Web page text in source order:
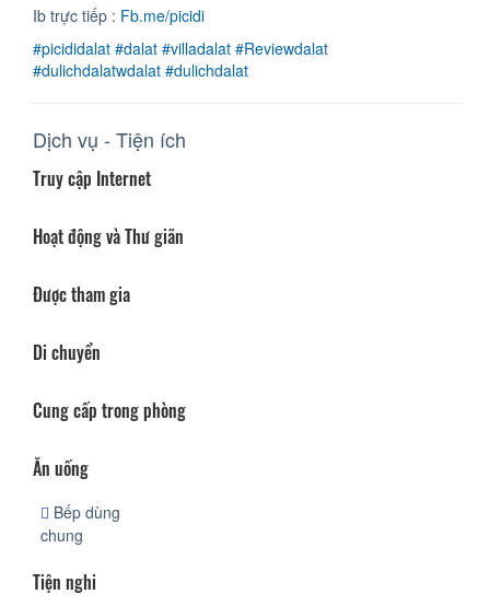
Ib trực tiếp : Fb.me/picidi
#picididalat #dalat #villadalat #Reviewdalat
#dulichdalatwdalat #dulichdalat
Dịch vụ - Tiện ích
Truy cập Internet
Hoạt động và Thư giãn
Được tham gia
Di chuyển
Cung cấp trong phòng
Ăn uống
Bếp dùng
chung
Tiện nghi